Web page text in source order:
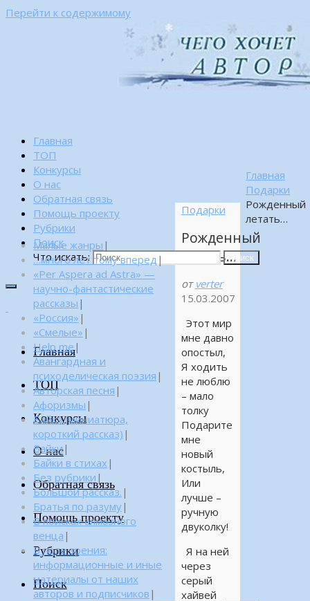
Перейти к содержимому
Главная
ТОП
Конкурсы
О нас
Обратная связь
Помощь проекту
Рубрики
Поиск
Что искать:
Поиск
Главная
ТОП
Конкурсы
О нас
Обратная связь
Помощь проекту
Рубрики
Поиск
Главная
Подарки
Рожденный
летать…
Подарки
Рожденный
летать…
от verter
15.03.2007
Этот мир
мне давно
опостыл,
Я ходить
не люблю
– мало
толку
Подарите
мне
новый
костыль,
Или
лучше –
ручную
двуколку!
Я на ней
через
серый
хайвей
Малые жанры |
…много лет тому вперед |
«Per Aspera ad Astra» —
научно-фантастические
рассказы |
«Россия» |
«Смелые» |
Help me|
Авангардная и
психоделическая поэзия |
Авторская песня |
Афоризмы |
Байка (миниатюра,
короткий рассказ) |
Байки|
Байки в стихах |
Без рубрики |
Большой рассказ. |
Братья по разуму|
В поисках алмазного
венца |
В поле зрения:
информационные и иные
материалы от наших
авторов и подписчиков |